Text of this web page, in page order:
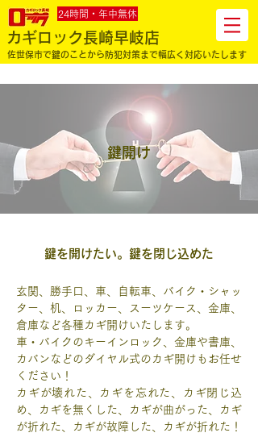
24時間・年中無休
カギロック長崎早岐店
佐世保市で鍵のことから防犯対策まで幅広く対応いたします
鍵開け
鍵を開けたい。鍵を閉じ込めた
玄関、勝手口、車、自転車、バイク・シャッ
ター、机、ロッカー、スーツケース、金庫、
倉庫など各種カギ開けいたします。
車・バイクのキーインロック、金庫や書庫、
カバンなどのダイヤル式のカギ開けもお任せ
ください！
カギが壊れた、カギを忘れた、カギ閉じ込
め、カギを無くした、カギが曲がった、カギ
が折れた、カギが故障した、カギが折れた！